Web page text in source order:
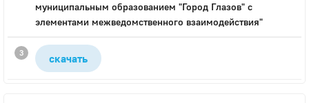
муниципальным образованием "Город Глазов" с
элементами межведомственного взаимодействия"
скачать